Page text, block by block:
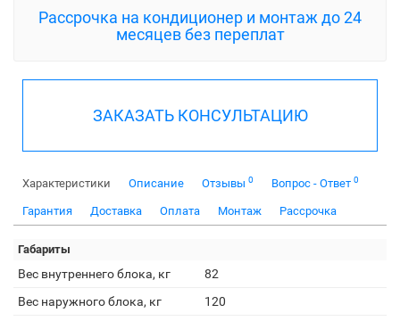
Рассрочка на кондиционер и монтаж до 24
месяцев без переплат
ЗАКАЗАТЬ КОНСУЛЬТАЦИЮ
Характеристики Описание Отзывы 0 Вопрос - Ответ 0
Гарантия Доставка Оплата Монтаж Рассрочка
Габариты
Вес внутреннего блока, кг
82
Вес наружного блока, кг
120